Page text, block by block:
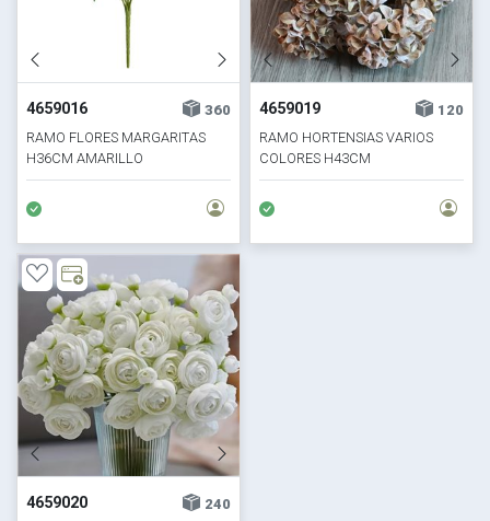
4659016
360
RAMO FLORES MARGARITAS
H36CM AMARILLO
4659019
120
RAMO HORTENSIAS VARIOS
COLORES H43CM
4659020
240